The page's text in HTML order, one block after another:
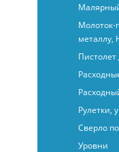
Молоток-
металлу,
Рулетки,
Сверло
Уровни